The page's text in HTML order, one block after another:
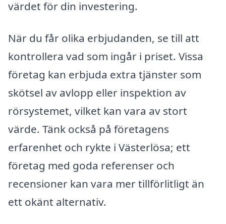
värdet för din investering.
När du får olika erbjudanden, se till att
kontrollera vad som ingår i priset. Vissa
företag kan erbjuda extra tjänster som
skötsel av avlopp eller inspektion av
rörsystemet, vilket kan vara av stort
värde. Tänk också på företagens
erfarenhet och rykte i Västerlösa; ett
företag med goda referenser och
recensioner kan vara mer tillförlitligt än
ett okänt alternativ.